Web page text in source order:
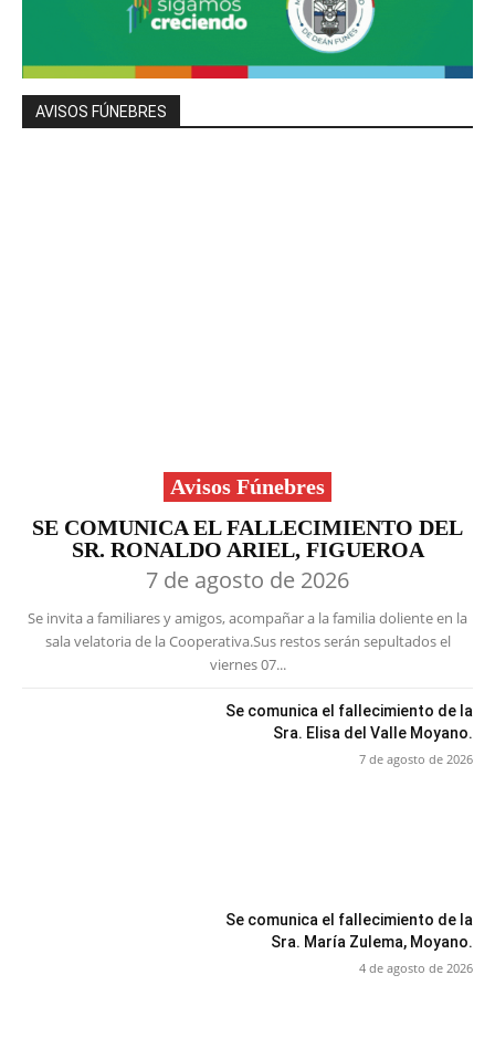
AVISOS FÚNEBRES
Avisos Fúnebres
SE COMUNICA EL FALLECIMIENTO DEL
SR. RONALDO ARIEL, FIGUEROA
7 de agosto de 2026
Se invita a familiares y amigos, acompañar a la familia doliente en la
sala velatoria de la Cooperativa.Sus restos serán sepultados el
viernes 07...
Se comunica el fallecimiento de la
Sra. Elisa del Valle Moyano.
7 de agosto de 2026
Se comunica el fallecimiento de la
Sra. María Zulema, Moyano.
4 de agosto de 2026